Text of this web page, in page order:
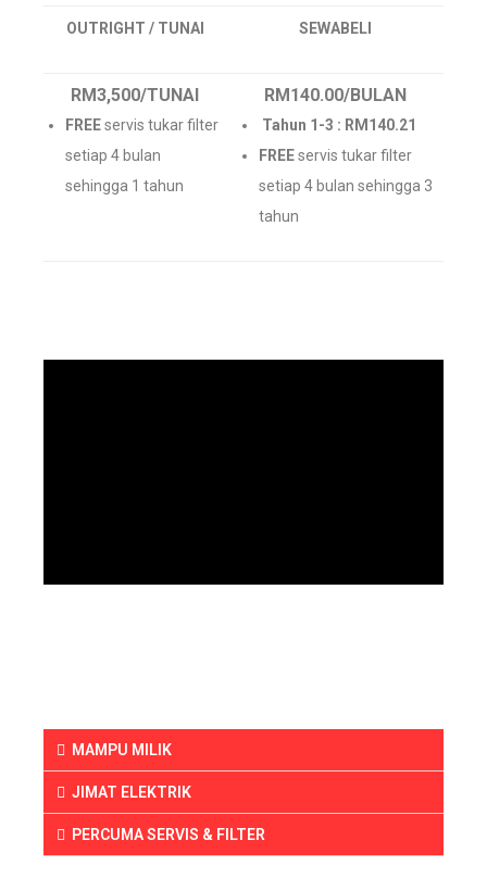
OUTRIGHT / TUNAI SEWABELI
RM3,500/TUNAI
FREEservis tukar filter
setiap 4 bulan
sehingga 1 tahun
RM140.00/BULAN
Tahun 1-3 : RM140.21
FREEservis tukar filter
setiap 4 bulan sehingga 3
tahun
MAMPU MILIK
JIMAT ELEKTRIK
PERCUMA SERVIS & FILTER